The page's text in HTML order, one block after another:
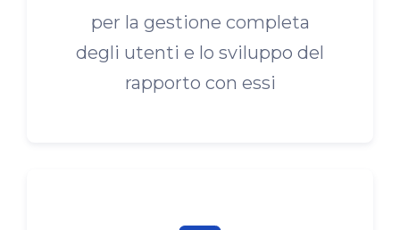
per la gestione completa
degli utenti e lo sviluppo del
rapporto con essi